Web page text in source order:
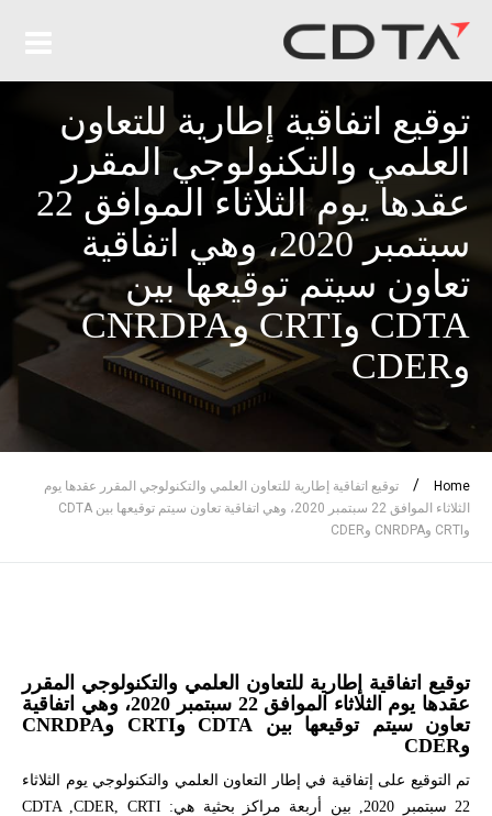
توقيع اتفاقية إطارية للتعاون
العلمي والتكنولوجي المقرر
عقدها يوم الثلاثاء الموافق 22
سبتمبر 2020، وهي اتفاقية
تعاون سيتم توقيعها بين
CDTA وCRTI وCNRDPA
وCDER
Home
/
توقيع اتفاقية إطارية للتعاون العلمي والتكنولوجي المقرر عقدها يوم
الثلاثاء الموافق 22 سبتمبر 2020، وهي اتفاقية تعاون سيتم توقيعها بين CDTA
وCRTI وCNRDPA وCDER
توقيع اتفاقية إطارية للتعاون العلمي والتكنولوجي المقرر
عقدها يوم الثلاثاء الموافق 22 سبتمبر 2020، وهي اتفاقية
تعاون سيتم توقيعها بين CDTA وCRTI وCNRDPA
وCDER
تم التوقيع على إتفاقية في إطار التعاون العلمي والتكنولوجي يوم الثلاثاء
22 سبتمبر 2020, بين أربعة مراكز بحثية هي: CDTA ,CDER, CRTI